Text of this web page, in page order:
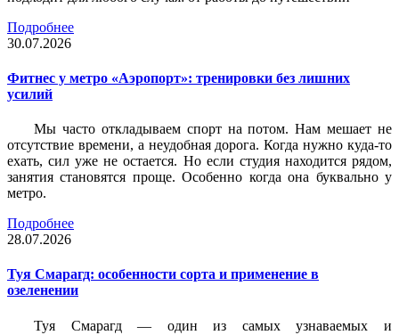
Подробнее
30.07.2026
Фитнес у метро «Аэропорт»: тренировки без лишних
усилий
Мы часто откладываем спорт на потом. Нам мешает не
отсутствие времени, а неудобная дорога. Когда нужно куда-то
ехать, сил уже не остается. Но если студия находится рядом,
занятия становятся проще. Особенно когда она буквально у
метро.
Подробнее
28.07.2026
Туя Смарагд: особенности сорта и применение в
озеленении
Туя Смарагд — один из самых узнаваемых и